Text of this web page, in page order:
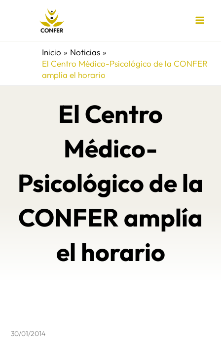
Inicio
Noticias
El Centro Médico-Psicológico de la CONFER
amplía el horario
El Centro
Médico-
Psicológico de la
CONFER amplía
el horario
30/01/2014